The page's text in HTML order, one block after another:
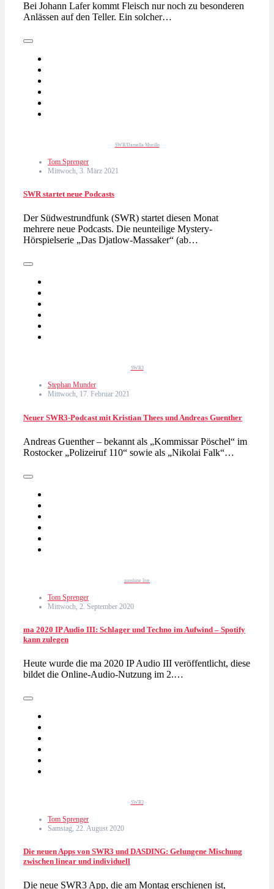
Bei Johann Lafer kommt Fleisch nur noch zu besonderen
Anlässen auf den Teller. Ein solcher…
SWR/Daniella Murillo
Tom Sprenger
Mittwoch, 3. März 2021
SWR startet neue Podcasts
Der Südwestrundfunk (SWR) startet diesen Monat
mehrere neue Podcasts. Die neunteilige Mystery-
Hörspielserie „Das Djatlow-Massaker“ (ab…
SWR3
Stephan Munder
Mittwoch, 17. Februar 2021
Neuer SWR3-Podcast mit Kristian Thees und Andreas Guenther
Andreas Guenther – bekannt als „Kommissar Pöschel“ im
Rostocker „Polizeiruf 110“ sowie als „Nikolai Falk“…
sunshine live
Tom Sprenger
Mittwoch, 2. September 2020
ma 2020 IP Audio III: Schlager und Techno im Aufwind – Spotify
kann zulegen
Heute wurde die ma 2020 IP Audio III veröffentlicht, diese
bildet die Online-Audio-Nutzung im 2.…
SWR3
Tom Sprenger
Samstag, 22. August 2020
Die neuen Apps von SWR3 und DASDING: Gelungene Mischung
zwischen linear und individuell
Die neue SWR3 App, die am Montag erschienen ist,